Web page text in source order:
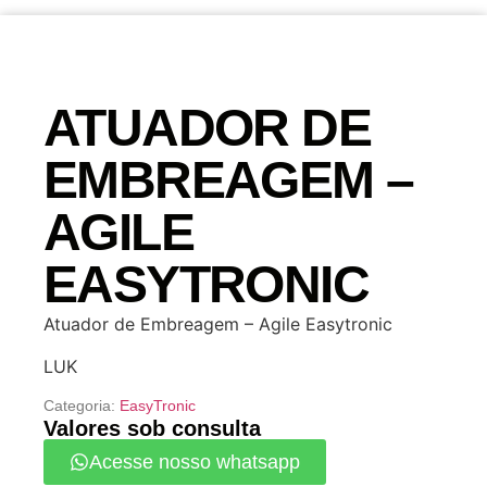
ATUADOR DE
EMBREAGEM –
AGILE
EASYTRONIC
Atuador de Embreagem – Agile Easytronic
LUK
Categoria: EasyTronic
Valores sob consulta
Acesse nosso whatsapp